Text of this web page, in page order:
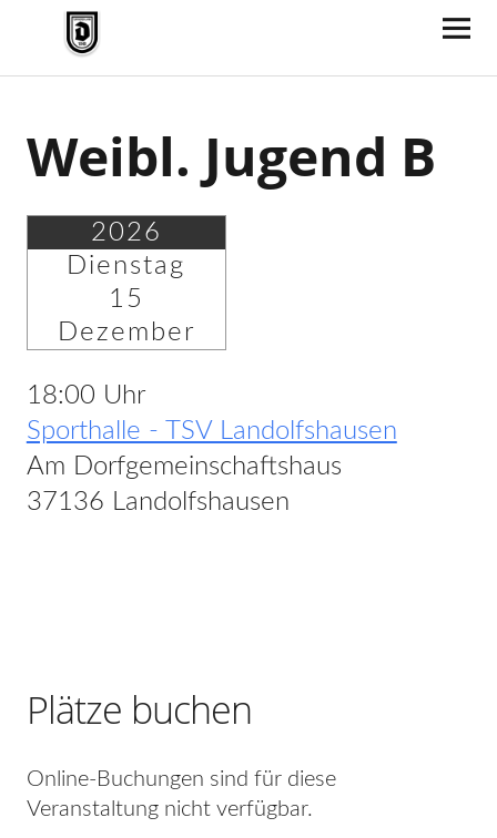
TV Jahn Duderstadt
Weibl. Jugend B
2026
Dienstag
15
Dezember
18:00 Uhr
Sporthalle - TSV Landolfshausen
Am Dorfgemeinschaftshaus
37136 Landolfshausen
Plätze buchen
Online-Buchungen sind für diese
Veranstaltung nicht verfügbar.